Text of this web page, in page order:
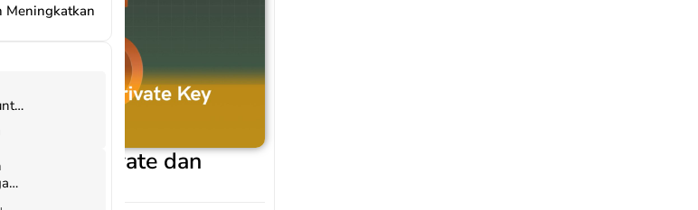
Phrase, Private dan
Meningkatkan